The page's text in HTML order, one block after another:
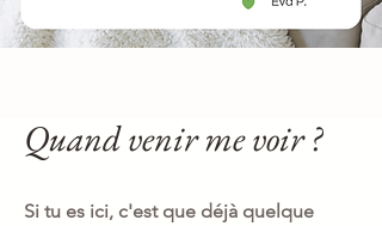
Quand venir me voir ?
Si tu es ici, c'est que déjà quelque